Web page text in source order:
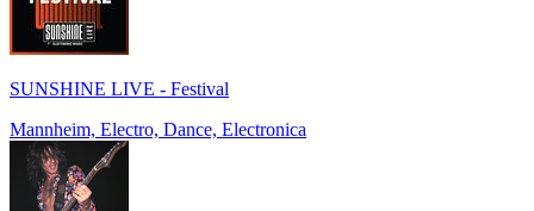
SUNSHINE LIVE - Festival
Mannheim, Electro, Dance, Electronica